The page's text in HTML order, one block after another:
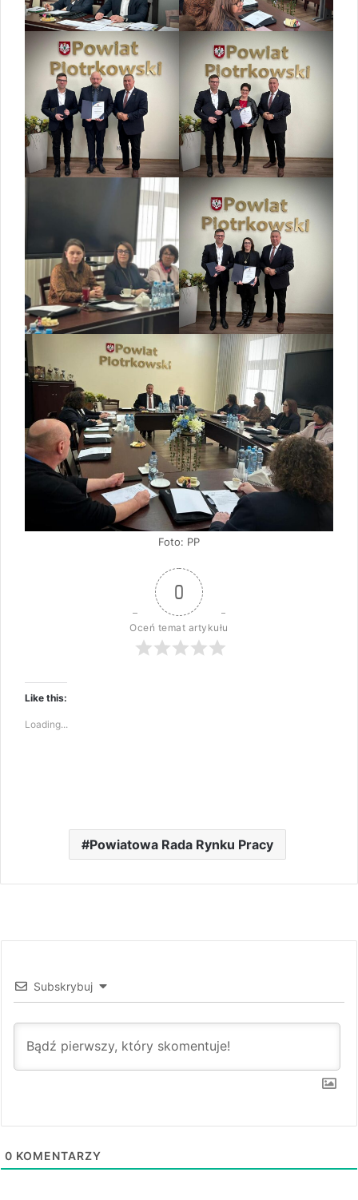
Foto: PP
0
Oceń temat artykułu
Like this:
Loading...
Powiatowa Rada Rynku Pracy
Subskrybuj
0 KOMENTARZY